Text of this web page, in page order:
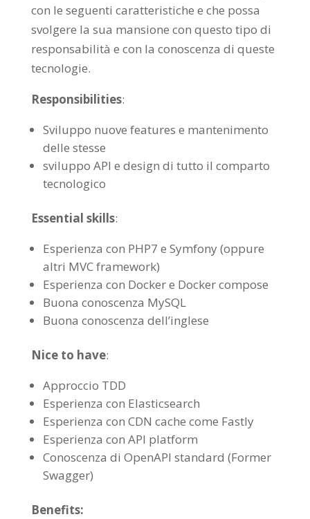
con le seguenti caratteristiche e che possa
svolgere la sua mansione con questo tipo di
responsabilità e con la conoscenza di queste
tecnologie.
Responsibilities:
Sviluppo nuove features e mantenimento
delle stesse
sviluppo API e design di tutto il comparto
tecnologico
Essential skills:
Esperienza con PHP7 e Symfony (oppure
altri MVC framework)
Esperienza con Docker e Docker compose
Buona conoscenza MySQL
Buona conoscenza dell’inglese
Nice to have:
Approccio TDD
Esperienza con Elasticsearch
Esperienza con CDN cache come Fastly
Esperienza con API platform
Conoscenza di OpenAPI standard (Former
Swagger)
Benefits: